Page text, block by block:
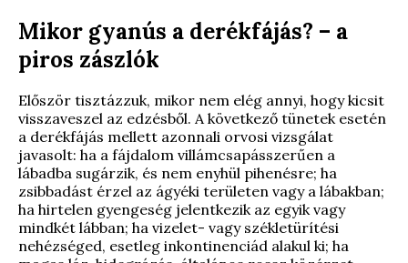
Mikor gyanús a derékfájás? – a
piros zászlók
Először tisztázzuk, mikor nem elég annyi, hogy kicsit
visszaveszel az edzésből. A következő tünetek esetén
a derékfájás mellett azonnali orvosi vizsgálat
javasolt: ha a fájdalom villámcsapásszerűen a
lábadba sugárzik, és nem enyhül pihenésre; ha
zsibbadást érzel az ágyéki területen vagy a lábakban;
ha hirtelen gyengeség jelentkezik az egyik vagy
mindkét lábban; ha vizelet- vagy székletürítési
nehézséged, esetleg inkontinenciád alakul ki; ha